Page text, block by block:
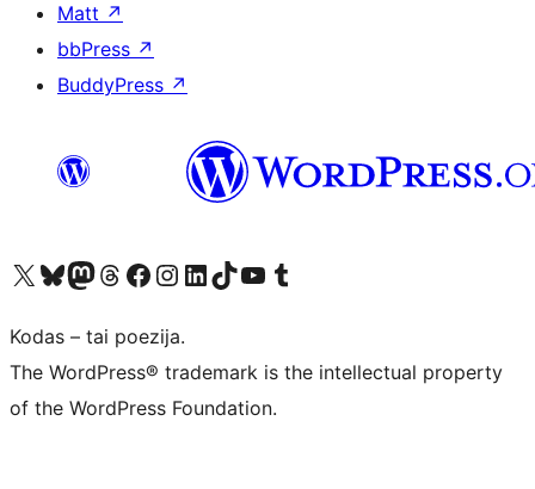
Matt ↗
bbPress ↗
BuddyPress ↗
Visit our X (formerly Twitter) account
Apsilankykite mūsų Bluesky paskyroje
Visit our Mastodon account
Apsilankykite mūsų Threads paskyroje
Visit our Facebook page
Visit our Instagram account
Visit our LinkedIn account
Apsilankykite mūsų TikTok paskyroje
Visit our YouTube channel
Apsilankykite mūsų Tumblr paskyroje
Kodas – tai poezija.
The WordPress® trademark is the intellectual property
of the WordPress Foundation.